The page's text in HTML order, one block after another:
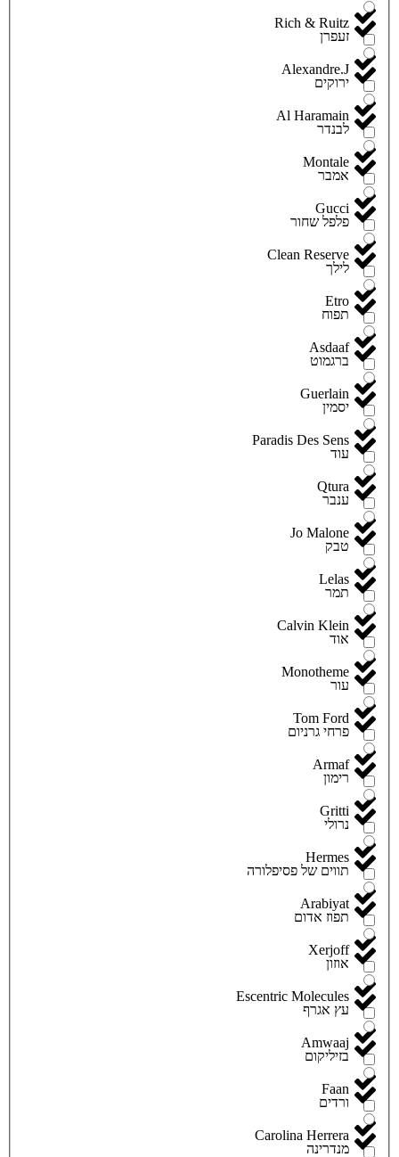
Rich & Ruitz
Alexandre.J
Al Haramain
Montale
Gucci
Clean Reserve
Etro
Asdaaf
Guerlain
Paradis Des Sens
Qtura
Jo Malone
Lelas
Calvin Klein
Monotheme
Tom Ford
Armaf
Gritti
Hermes
Arabiyat
Xerjoff
Escentric Molecules
Amwaaj
Faan
Carolina Herrera
זעפרן
ירוקים
לבנדר
אמבר
פלפל שחור
לילך
תפוח
ברגמוט
יסמין
עוד
ענבר
טבק
תמר
אוד
עור
פרחי גרניום
רימון
נרולי
תווים של פסיפלורה
תפוז אדום
אוזון
עץ אגרף
בזיליקום
ורדים
מנדרינה